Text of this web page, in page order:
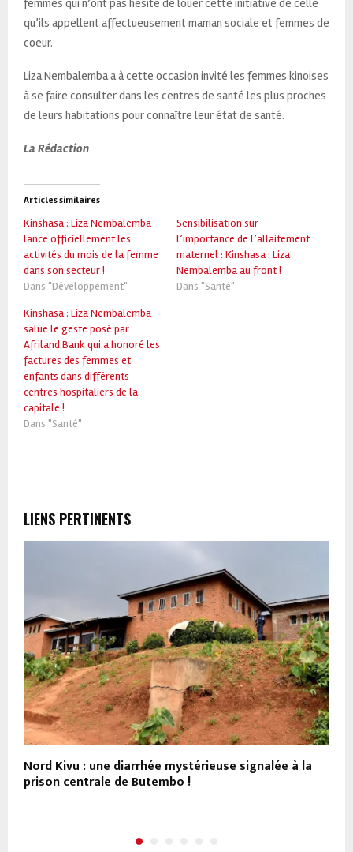
qu’ils appellent affectueusement maman sociale et femmes de
coeur.
Liza Nembalemba a à cette occasion invité les femmes kinoises
à se faire consulter dans les centres de santé les plus proches
de leurs habitations pour connaître leur état de santé.
La Rédaction
Articles similaires
Kinshasa : Liza Nembalemba
lance officiellement les
activités du mois de la femme
dans son secteur !
Dans "Développement"
Sensibilisation sur
l’importance de l’allaitement
maternel : Kinshasa : Liza
Nembalemba au front !
Dans "Santé"
Kinshasa : Liza Nembalemba
salue le geste posé par
Afriland Bank qui a honoré les
factures des femmes et
enfants dans différents
centres hospitaliers de la
capitale !
Dans "Santé"
LIENS PERTINENTS
Nord Kivu : une diarrhée mystérieuse signalée à la
prison centrale de Butembo !